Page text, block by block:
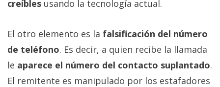
creíbles usando la tecnología actual.
El otro elemento es la falsificación del número
de teléfono. Es decir, a quien recibe la llamada
le aparece el número del contacto suplantado.
El remitente es manipulado por los estafadores